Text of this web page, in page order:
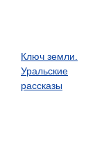
Ключ земли.
Уральские
рассказы